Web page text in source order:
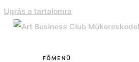
Ugrás a tartalomra
FŐMENÜ